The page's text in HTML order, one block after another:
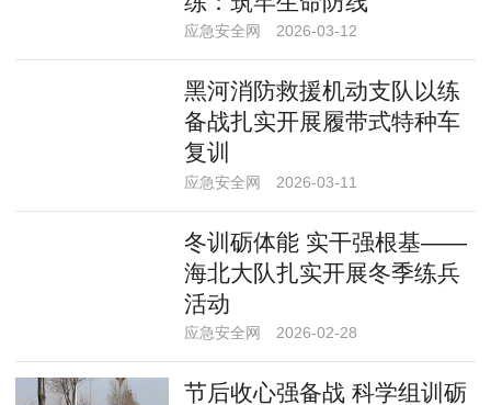
应急安全网 2026-03-12
黑河消防救援机动支队以练
备战扎实开展履带式特种车
复训
应急安全网 2026-03-11
冬训砺体能 实干强根基——
海北大队扎实开展冬季练兵
活动
应急安全网 2026-02-28
节后收心强备战 科学组训砺